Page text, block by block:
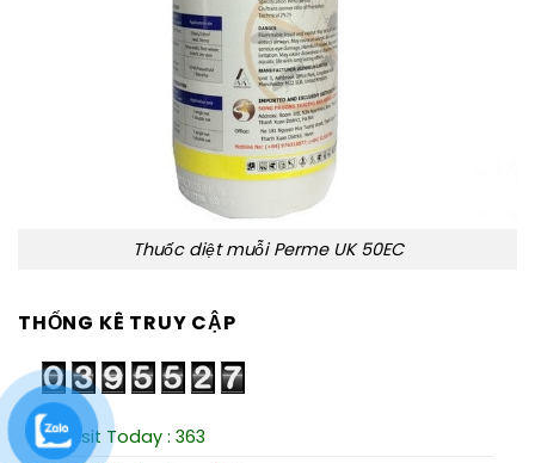
Thuốc diệt muỗi Perme UK 50EC
THỐNG KÊ TRUY CẬP
Visit Today : 363